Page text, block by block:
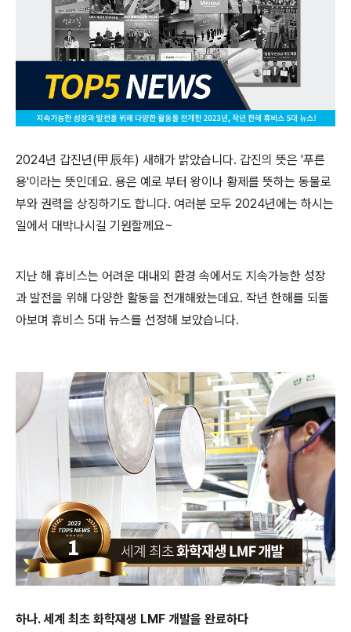
2024년 갑진년(甲辰年) 새해가 밝았습니다. 갑진의 뜻은 '푸른
용'이라는 뜻인데요. 용은 예로 부터 왕이나 황제를 뜻하는 동물로
부와 권력을 상징하기도 합니다. 여러분 모두 2024년에는 하시는
일에서 대박나시길 기원할께요~
지난 해 휴비스는 어려운 대내외 환경 속에서도 지속가능한 성장
과 발전을 위해 다양한 활동을 전개해왔는데요. 작년 한해를 되돌
아보며 휴비스 5대 뉴스를 선정해 보았습니다.
하나. 세계 최초 화학재생 LMF 개발을 완료하다